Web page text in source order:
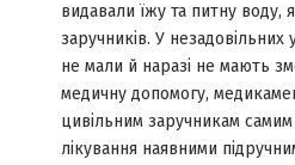
видавали їжу та питну воду,
заручників. У незадовільних
не мали й наразі не мають
медичну допомогу,
цивільним заручникам
лікування наявними